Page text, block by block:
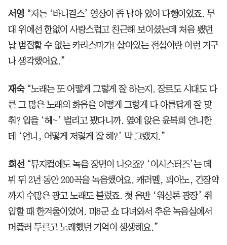
서영“저는 ‘바니걸스’ 영상이 좀 남아 있어 다행이었죠. 무
대 위에선 한없이 사랑스럽고 친근해 보이셨는데 처음 뵀던
날 범접할 수 없는 카리스마가! 살아있는 전설이란 이런 거구
나 생각했어요.”
재숙“노래는 또 어떻게 그렇게 잘 하는지. 장르도 시대도 다
른 그 많은 노래의 화음을 어떻게 그렇게 다 아름답게 잘 맞
춰? 입을 ‘헤~’ 벌리고 봤다니까. 옆에 앉은 윤복희 언니한
테 ‘언니, 어떻게 저렇게 잘 해?’ 막 그랬지.”
희선 “뮤지컬에도 녹음 장면이 나오죠? ‘이시스터즈’는 데
뷔 뒤 2년 동안 200곡을 녹음했어요. 캐러멜, 피아노, 간장약
까지 수많은 광고 노래도 불렀죠. 첫 음반 ‘워싱톤 광장’ 취
입할 때 한겨울이었어. 미8군 쇼 다녀와서 추운 녹음실에서
머플러 두르고 노래했던 기억이 생생해요.”